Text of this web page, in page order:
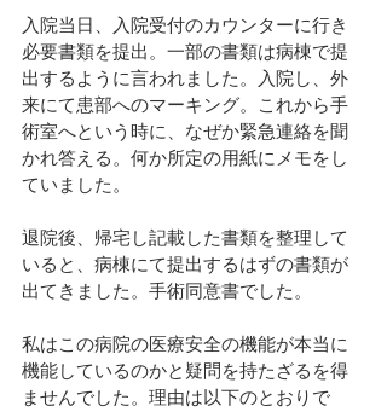
入院当日、入院受付のカウンターに行き
必要書類を提出。一部の書類は病棟で提
出するように言われました。入院し、外
来にて患部へのマーキング。これから手
術室へという時に、なぜか緊急連絡を聞
かれ答える。何か所定の用紙にメモをし
ていました。
退院後、帰宅し記載した書類を整理して
いると、病棟にて提出するはずの書類が
出てきました。手術同意書でした。
私はこの病院の医療安全の機能が本当に
機能しているのかと疑問を持たざるを得
ませんでした。理由は以下のとおりで